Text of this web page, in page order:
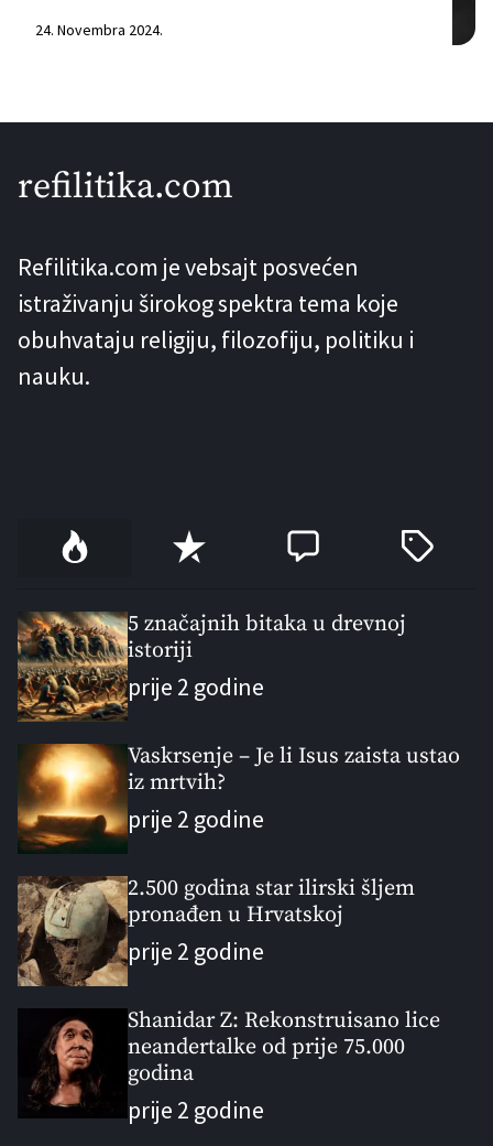
zadimiti, zamagliti, zamutiti. Prema
nijansiranje, gotovo nevidljivu
tranziciju između boja i tonova. Ova
tehnika se veže najčešće za Leonarda
navodno težili suptilnim gradacijama
bez granica, povlačivši nijanse […]
24. Novembra 2024.
refilitika.com
Refilitika.com je vebsajt posvećen
istraživanju širokog spektra tema koje
obuhvataju religiju, filozofiju, politiku i
nauku.
P
o
u
l
a
r
R
e
e
n
t
C
o
m
T
g
5 značajnih bitaka u drevnoj
istoriji
prije 2 godine
Vaskrsenje – Je li Isus zaista ustao
iz mrtvih?
prije 2 godine
2.500 godina star ilirski šljem
pronađen u Hrvatskoj
prije 2 godine
Shanidar Z: Rekonstruisano lice
neandertalke od prije 75.000
godina
prije 2 godine